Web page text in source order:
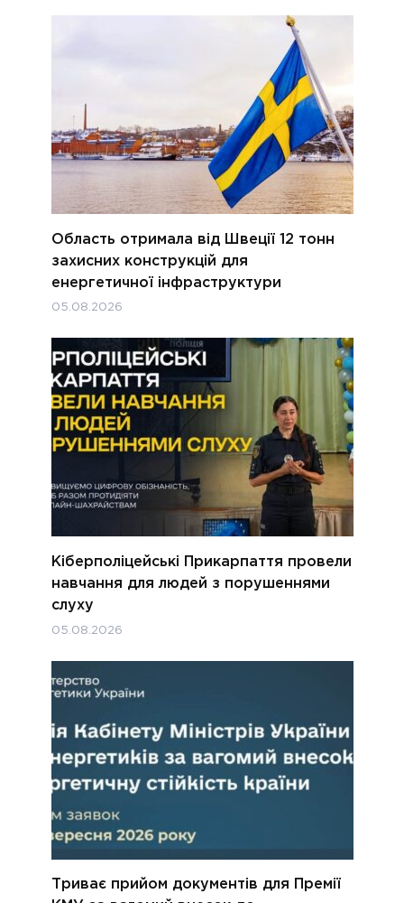
Область отримала від Швеції 12 тонн
захисних конструкцій для
енергетичної інфраструктури
05.08.2026
Кіберполіцейські Прикарпаття провели
навчання для людей з порушеннями
слуху
05.08.2026
Триває прийом документів для Премії